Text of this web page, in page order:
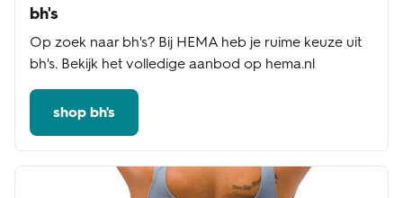
bh's
Op zoek naar bh's? Bij HEMA heb je ruime keuze uit
bh's. Bekijk het volledige aanbod op hema.nl
shop bh's